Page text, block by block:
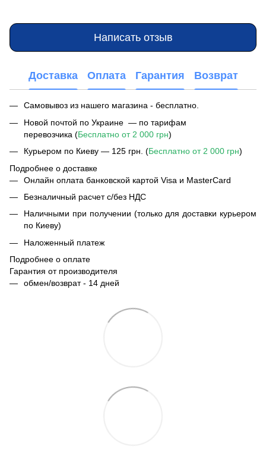
Написать отзыв
Доставка Оплата Гарантия Возврат
Самовывоз из нашего магазина - бесплатно.
Новой почтой по Украине — по тарифам
перевозчика (Бесплатно от 2 000 грн)
Курьером по Киеву — 125 грн. (Бесплатно от 2 000 грн)
Подробнее о доставке
Онлайн оплата банковской картой Visa и MasterCard
Безналичный расчет с/без НДС
Наличными при получении (только для доставки курьером
по Киеву)
Наложенный платеж
Подробнее о оплате
Гарантия от производителя
обмен/возврат - 14 дней